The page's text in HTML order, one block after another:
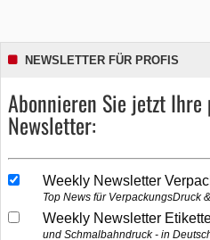
NEWSLETTER FÜR PROFIS
Abonnieren Sie jetzt Ihre
Newsletter:
Weekly Newsletter
Top News für VerpackungsDruck
Weekly Newsletter
und Schmalbahndruck - in